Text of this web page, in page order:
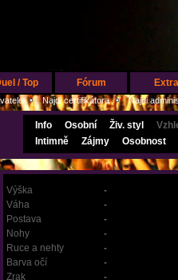
/ Top Fórum Extra
Najdi certifikátora Najdi
Info Osobní Živ. styl
Intimně
Zájmy Osobnost
Výška
-
Váha
-
Postava
-
Nohy
-
Ruce a nehty
-
Barva očí
-
Zrak
-